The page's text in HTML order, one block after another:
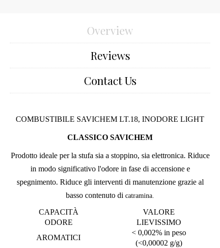
Overview
Reviews
Contact Us
COMBUSTIBILE SAVICHEM LT.18, INODORE LIGHT
CLASSICO SAVICHEM
Prodotto ideale per la stufa sia a stoppino, sia elettronica. Riduce
in modo significativo l'odore in fase di accensione e
spegnimento. Riduce gli interventi di manutenzione grazie al
basso contenuto di catramina.
CAPACITÀ
VALORE
ODORE
LIEVISSIMO
AROMATICI
< 0,002% in peso
(<0,00002 g/g)